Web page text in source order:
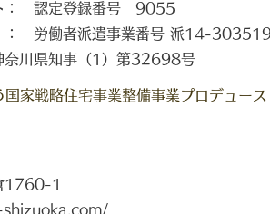
： 認定登録番号 9055
： 労働者派遣事業番号 派14-
川県知事（1）第32698号
国家戦略住宅事業整備事業プロデュース
1760-1